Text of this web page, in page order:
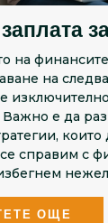
на
на
изключително
е да
които
справим с
ОЩЕ